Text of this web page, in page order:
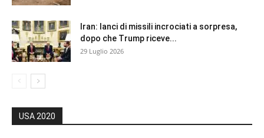
Iran: lanci di missili incrociati a sorpresa,
dopo che Trump riceve...
29 Luglio 2026
USA 2020